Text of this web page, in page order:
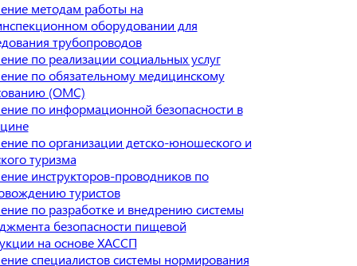
методам работы на
оборудовании для
трубопроводов
по реализации социальных услуг
по обязательному медицинскому
(ОМС)
по информационной безопасности в
по организации детско-юношеского и
туризма
инструкторов-проводников по
туристов
по разработке и внедрению системы
безопасности пищевой
на основе ХАССП
специалистов системы нормирования